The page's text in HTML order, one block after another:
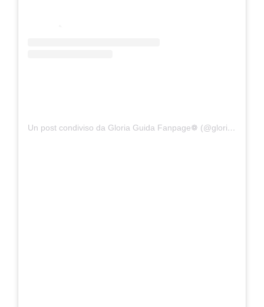
Un post condiviso da Gloria Guida Fanpage❁ (@gloriaguidafanpage)